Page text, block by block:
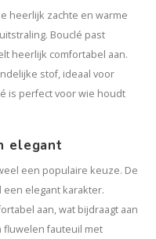
heerlijk zachte en warme
Bouclé past
heerlijk comfortabel aan.
stof, ideaal voor
is perfect voor wie houdt
elegant
een populaire keuze. De
elegant karakter.
aan, wat bijdraagt aan
fluwelen fauteuil met